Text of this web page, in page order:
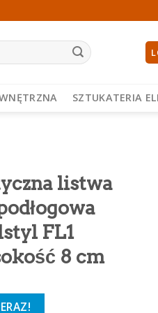
SZTUKATERIA
listwa
FL1
8 cm